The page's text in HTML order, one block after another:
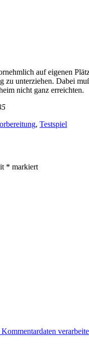
auf eigenen
unterziehen. Dabei
nicht ganz erreichten.
, Testspiel
* markiert